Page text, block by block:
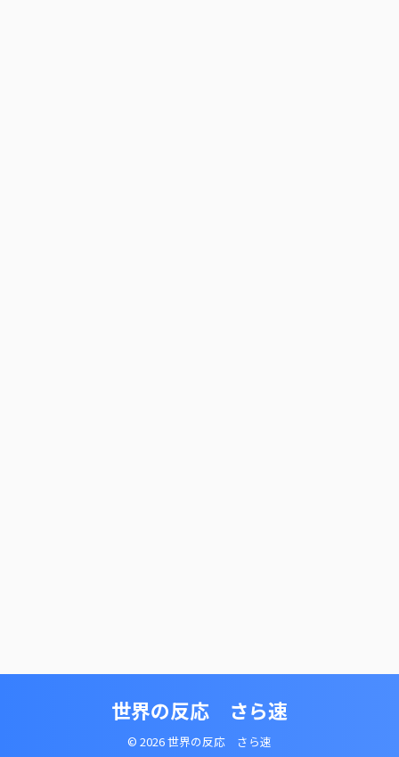
世界の反応 さら速
© 2026 世界の反応 さら速